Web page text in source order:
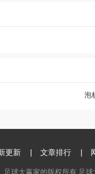
泡
更新 文章排行
足球大赢家的版权所有 足